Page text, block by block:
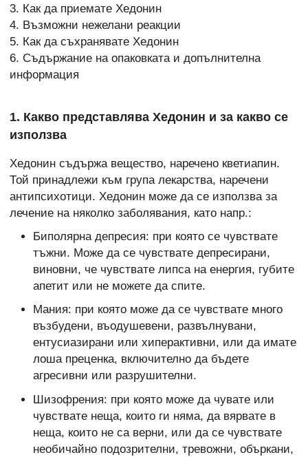
3. Как да приемате Хедонин
4. Възможни нежелани реакции
5. Как да съхранявате Хедонин
6. Съдържание на опаковката и допълнителна
информация
1. Какво представлява Хедонин и за какво се
използва
Хедонин съдържа вещество, наречено кветиапин.
Той принадлежи към група лекарства, наречени
антипсихотици. Хедонин може да се използва за
лечение на няколко заболявания, като напр.:
Биполярна депресия: при която се чувствате
тъжни. Може да се чувствате депресирани,
виновни, че чувствате липса на енергия, губите
апетит или не можете да спите.
Мания: при която може да се чувствате много
възбудени, въодушевени, развълнувани,
ентусиазирани или хиперактивни, или да имате
лоша преценка, включително да бъдете
агресивни или разрушителни.
Шизофрения: при която може да чувате или
чувствате неща, които ги няма, да вярвате в
неща, които не са верни, или да се чувствате
необичайно подозрителни, тревожни, объркани,